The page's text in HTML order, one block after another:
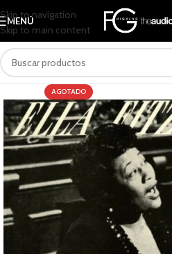
Skip to navigation
Skip to main content
MENÚ
AGOTADO